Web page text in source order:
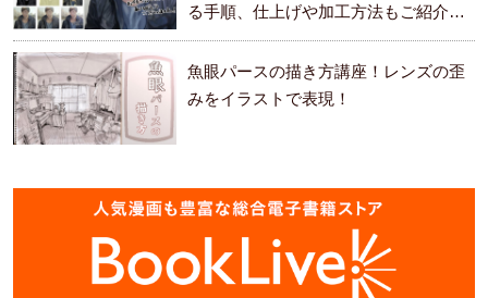
る手順、仕上げや加工方法もご紹介し
ます。
魚眼パースの描き方講座！レンズの歪
みをイラストで表現！